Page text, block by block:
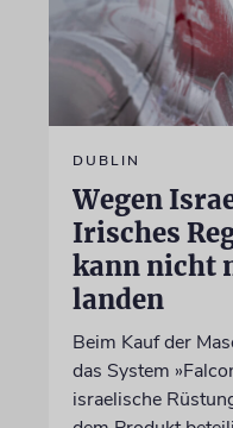
DUBLIN
Wegen
Irisches
kann nicht
landen
Beim Kauf der
das System
israelische